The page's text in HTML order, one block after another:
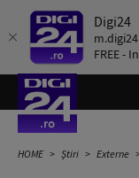
Digi24
FREE -
HOME Știri Externe